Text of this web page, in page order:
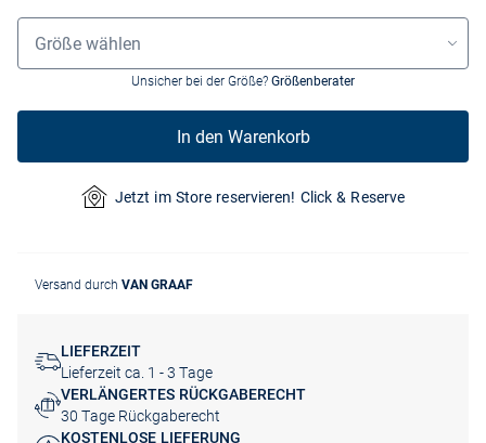
Größenauswahl
Größe wählen
Unsicher bei der Größe? Größenberater
In den Warenkorb
Jetzt im Store reservieren! Click & Reserve
Versand durch VAN GRAAF
LIEFERZEIT
Lieferzeit ca. 1 - 3 Tage
VERLÄNGERTES RÜCKGABERECHT
30 Tage Rückgaberecht
KOSTENLOSE LIEFERUNG